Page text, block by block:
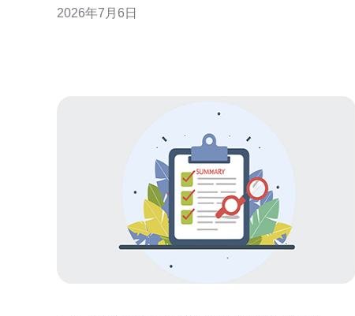
海外托管与本地收录之间权衡利弊。 虚拟主机香港服
2026年7月6日